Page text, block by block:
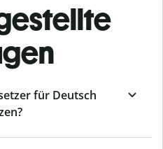
für Deutsch